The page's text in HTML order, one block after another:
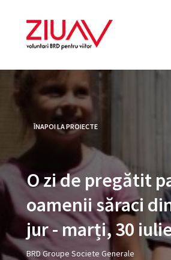
ÎNAPOI LA PROIECTE
O zi de pregătit
oamenii săraci
jur - marți, 30
BRD Groupe Societe Generale